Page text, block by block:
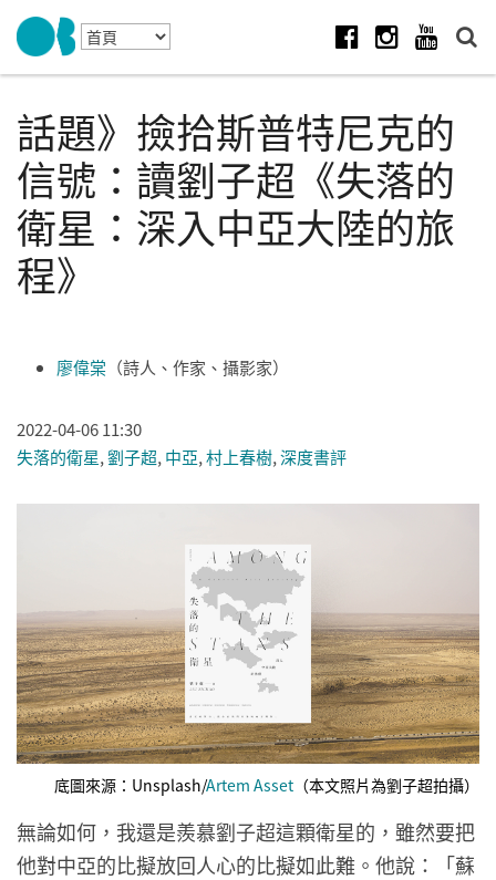
Skip to navigation
移至主內容
話題》撿拾斯普特尼克的
信號：讀劉子超《失落的
衛星：深入中亞大陸的旅
程》
廖偉棠 （詩人、作家、攝影家）
2022-04-06 11:30
失落的衛星,劉子超, 中亞,村上春樹,深度書評
底圖來源：Unsplash/Artem Asset （本文照片為劉子超拍攝）
無論如何，我還是羨慕劉子超這顆衛星的，雖然要把
他對中亞的比擬放回人心的比擬如此難。他說：「蘇